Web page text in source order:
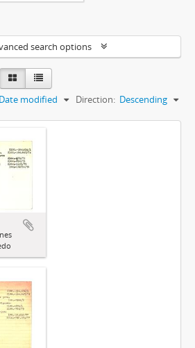
search options
Date modified Direction: Descending